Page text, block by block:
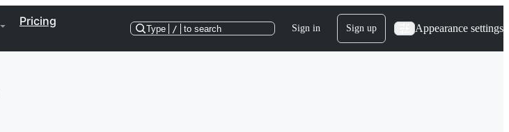
Pricing
Type / to search Sign in Sign up Appearance settings